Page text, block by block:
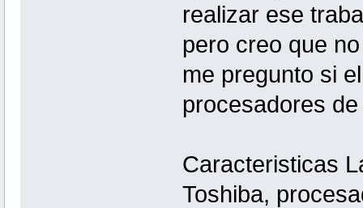
realizar ese
pero creo que
me pregunto si
procesadores
Caracteristicas
Toshiba,